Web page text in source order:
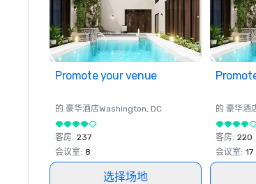
Promote your venue
的 豪华酒店Washington, DC
客房: 237
会议室: 8
选择场地
的 豪华酒
客房: 220
会议室: 17